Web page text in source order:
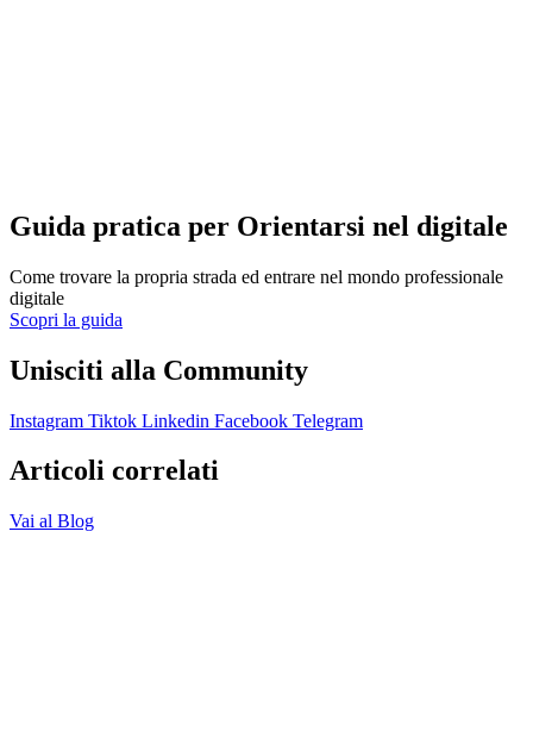
Guida pratica per Orientarsi nel digitale
Come trovare la propria strada ed entrare nel mondo professionale
digitale
Scopri la guida
Unisciti alla Community
Instagram Tiktok Linkedin Facebook Telegram
Articoli correlati
Vai al Blog